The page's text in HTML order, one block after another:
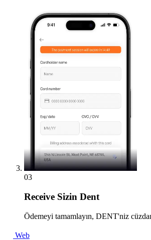
03
Receive Sizin Dent
Ödemeyi tamamlayın, DENT'niz
Web